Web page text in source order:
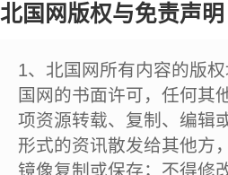
北国网版权与免责声明
1、北国网所有内容的版
国网的书面许可，任何其
项资源转载、复制、编辑
形式的资讯散发给其他方
镜像复制或保存；不得修